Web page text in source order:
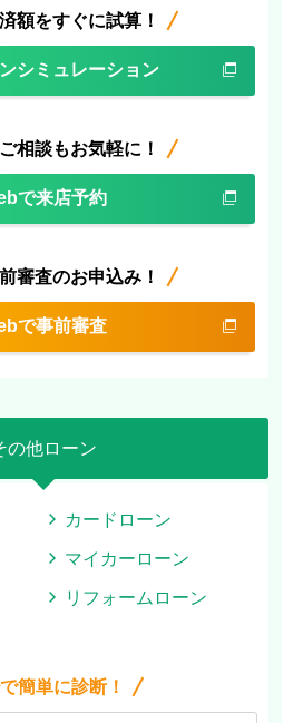
額をすぐに試算！
シミュレーション
相談もお気軽に！
で来店予約
審査のお申込み！
で事前審査
の他ローン
カードローン
マイカーローン
リフォームローン
簡単に診断！